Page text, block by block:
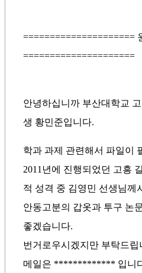
=====================
=====================
안녕하십니까 부산대학교
생 황민준입니다.
학과 과제 관련해서 파일이
2011년에 진행되었던 고흥
적 성격 중 김영민 선생님께
안동고분의 갑옷과 투구 논
좋겠습니다.
번거로우시겠지만 부탁드립
메일은 ************* 입니